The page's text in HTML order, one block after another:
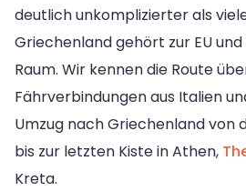
deutlich unkomplizierter als
Griechenland gehört zur EU
Raum. Wir kennen die Route
Fährverbindungen aus Italien
Umzug nach Griechenland von
bis zur letzten Kiste in Athen,
Kreta.